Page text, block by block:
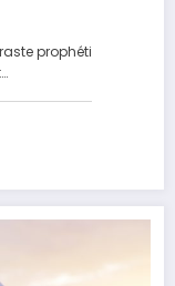
prophéti